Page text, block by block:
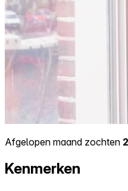
Afgelopen maand zochten
Kenmerken